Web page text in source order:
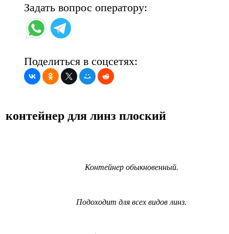
Задать вопрос оператору:
Поделиться в соцсетях:
контейнер для линз плоский
Контейнер обыкновенный.
Подоходит для всех видов линз.